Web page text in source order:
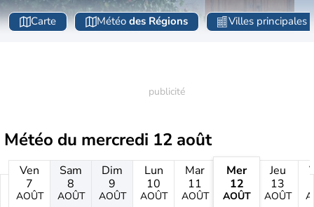
Carte Météo des Régions Villes principales
Météo du mercredi 12 août
Ven
7
AOÛT
Sam
8
AOÛT
Dim
9
AOÛT
Lun
10
AOÛT
Mar
11
AOÛT
Mer
12
AOÛT
Jeu
13
AOÛT